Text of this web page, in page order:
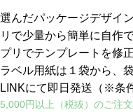
選んだパッケージデザイ
リで少量から簡単に自作
プリでテンプレートを修
ラベル用紙は１袋から、
LINKにて即日発送 （※条
5,000円以上（税抜）のご注